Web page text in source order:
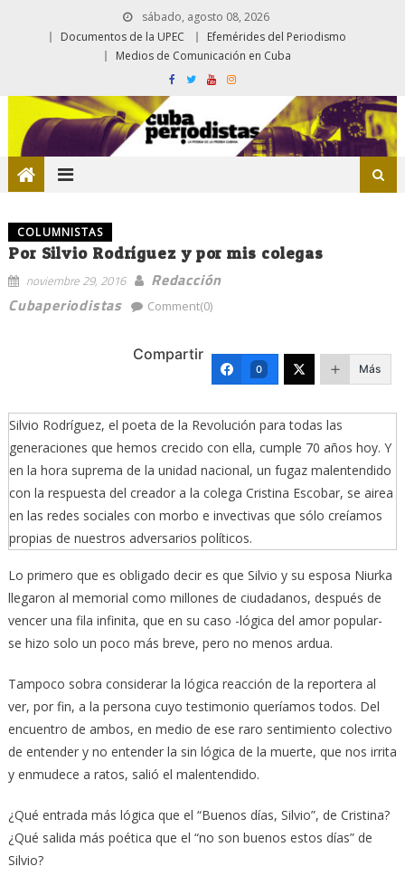
sábado, agosto 08, 2026
Documentos de la UPEC
Efemérides del Periodismo
Medios de Comunicación en Cuba
COLUMNISTAS
Por Silvio Rodríguez y por mis colegas
noviembre 29, 2016
Redacción
Cubaperiodistas
Comment(0)
Compartir
0 Más
Silvio Rodríguez, el poeta de la Revolución para todas las
generaciones que hemos crecido con ella, cumple 70 años hoy. Y
en la hora suprema de la unidad nacional, un fugaz malentendido
con la respuesta del creador a la colega Cristina Escobar, se airea
en las redes sociales con morbo e invectivas que sólo creíamos
propias de nuestros adversarios políticos.
Lo primero que es obligado decir es que Silvio y su esposa Niurka
llegaron al memorial como millones de ciudadanos, después de
vencer una fila infinita, que en su caso -lógica del amor popular-
se hizo solo un poco más breve, pero no menos ardua.
Tampoco sobra considerar la lógica reacción de la reportera al
ver, por fin, a la persona cuyo testimonio queríamos todos. Del
encuentro de ambos, en medio de ese raro sentimiento colectivo
de entender y no entender la sin lógica de la muerte, que nos irrita
y enmudece a ratos, salió el malentendido.
¿Qué entrada más lógica que el “Buenos días, Silvio”, de Cristina?
¿Qué salida más poética que el “no son buenos estos días” de
Silvio?